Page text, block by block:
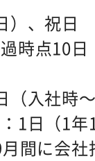
）、祝日
時点10
（入社時
1日（1
月間に会